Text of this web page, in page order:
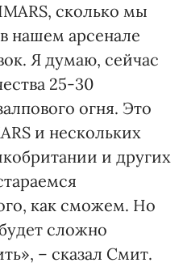
сколько мы
нашем арсенале
Я думаю, сейчас
25-30
огня. Это
и нескольких
и других
как сможем. Но
сложно
– сказал Смит.